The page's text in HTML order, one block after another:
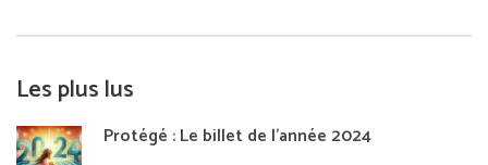
Les plus lus
Protégé : Le billet de l’année 2024